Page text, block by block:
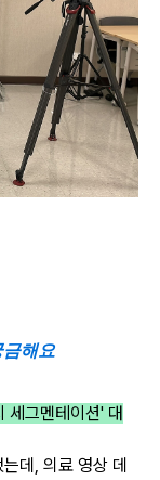
해요
세그멘테이션' 대
데, 의료 영상 데